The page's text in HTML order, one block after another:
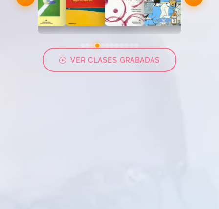
VER CLASES GRABADAS